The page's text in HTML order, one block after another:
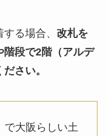
る場合、 改札を
階段で2階（アルデ
さい。
で大阪らしい土